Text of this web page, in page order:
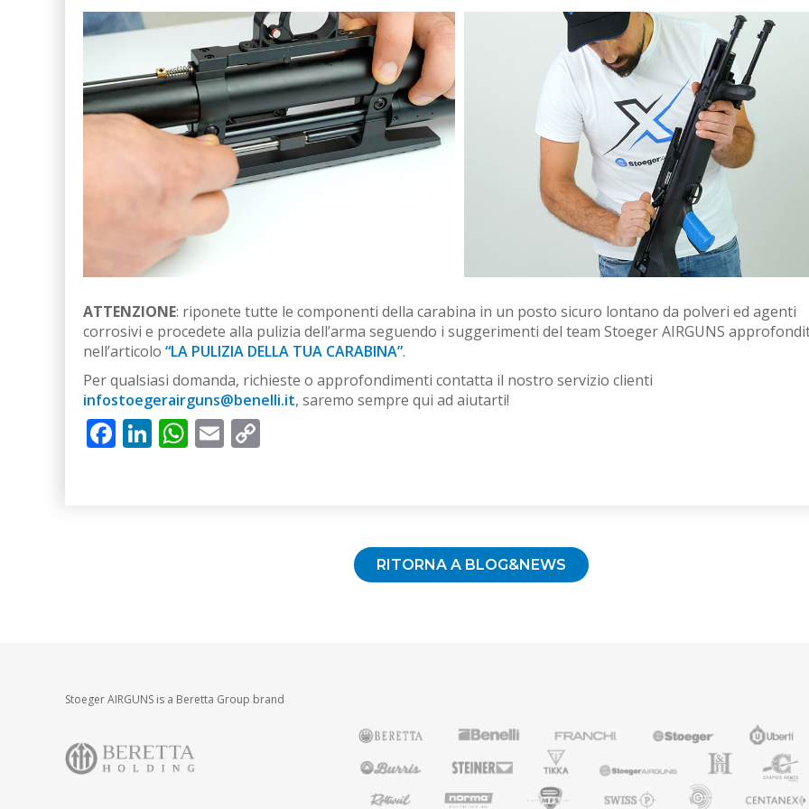
ATTENZIONE: riponete tutte le componenti della carabina in un posto sicuro lontano da polveri ed agenti
corrosivi e procedete alla pulizia dell’arma seguendo i suggerimenti del team Stoeger AIRGUNS
nell’articolo “LA PULIZIA DELLA TUA CARABINA”.
Per qualsiasi domanda, richieste o approfondimenti contatta il nostro servizio clienti
infostoegerairguns@benelli.it, saremo sempre qui ad aiutarti!
Facebook
LinkedIn
WhatsApp
Email
RITORNA A BLOG&NEWS
Stoeger AIRGUNS is a Beretta Group brand